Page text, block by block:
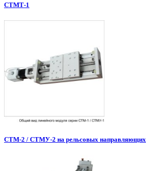
СТМТ-1
СТМ-2 / СТМУ-2 на рельсовых направляющих